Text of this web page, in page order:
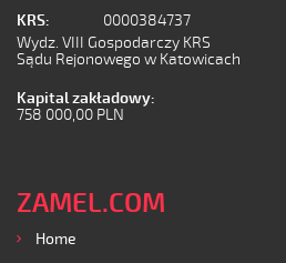
KRS:
0000384737
Wydz. VIII Gospodarczy KRS
Sądu Rejonowego w Katowicach
Kapital zakładowy:
758 000,00 PLN
ZAMEL.COM
Home